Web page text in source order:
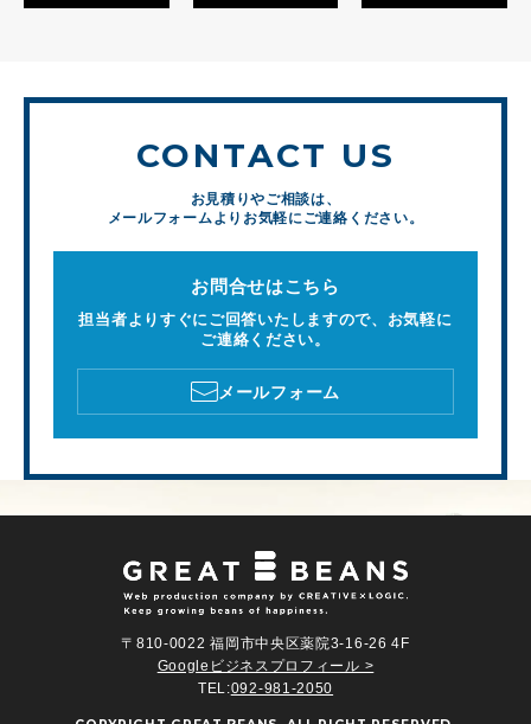
CONTACT US
お見積りやご相談は、
メールフォームよりお気軽にご連絡ください。
お問合せはこちら
担当者よりすぐにご回答いたしますので、お気軽に
ご連絡ください。
メールフォーム
〒810-0022 福岡市中央区薬院3-16-26 4F
Googleビジネスプロフィール >
TEL:092-981-2050